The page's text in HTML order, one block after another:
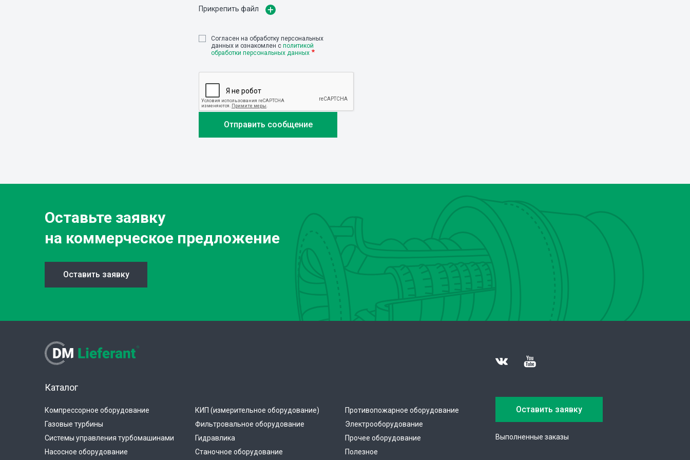
Прикрепить файл
Cогласен на обработку персональных
данных и ознакомлен с политикой
обработки персональных данных
Оставьте заявку
на коммерческое предложение
Оставить заявку
Каталог
Компрессорное оборудование
Газовые турбины
Системы управления турбомашинами
Насосное оборудование
КИП (измерительное оборудование)
Фильтровальное оборудование
Гидравлика
Станочное оборудование
Противопожарное оборудование
Электрооборудование
Прочее оборудование
Полезное
Оставить заявку
Выполненные заказы